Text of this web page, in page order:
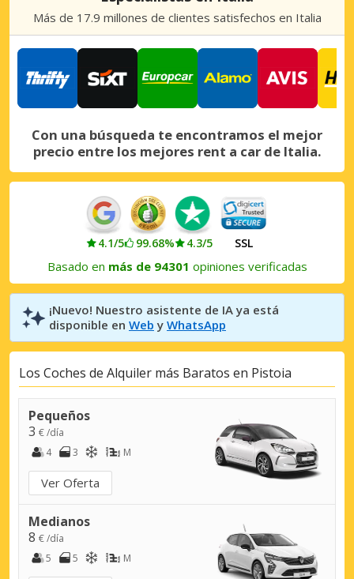
Más de 17.9 millones de clientes satisfechos en Italia
Con una búsqueda te encontramos el mejor
precio entre los mejores rent a car de Italia.
4.1/5 99.68% 4.3/5 SSL
Basado en más de 94301 opiniones verificadas
¡Nuevo! Nuestro asistente de IA ya está
disponible en Web y WhatsApp
Los Coches de Alquiler más Baratos en Pistoia
Pequeños
3 € /día
4
3 M
Ver Oferta
Medianos
8 € /día
5
5 M